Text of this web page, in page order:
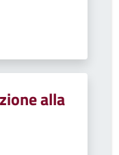
alla